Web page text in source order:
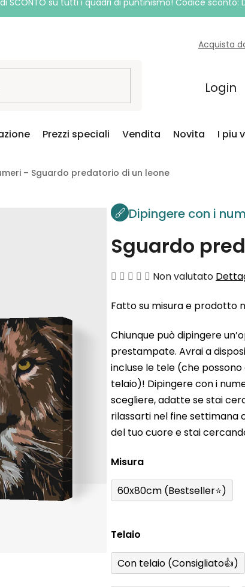
SCONTO su tutti i quadri di puntinismo! Codice sconto:
Acquista
Login
Prezzi speciali Vendita Novita I piu
– Sguardo predatorio di un leone
Dipingere con i
Sguardo
La
media
prodotto
è
0,0
su
5
stelle.
Non valutato
Fatto su misura e prodotto
Chiunque può dipingere
prestampate. Avrai a
incluse le tele (che
telaio)! Dipingere con i
scegliere, adatte se stai
rilassarti nel fine settimana
del tuo cuore e stai
Misura
60x80cm (Bestseller⭐)
Telaio
Con telaio (Consigliato👍)